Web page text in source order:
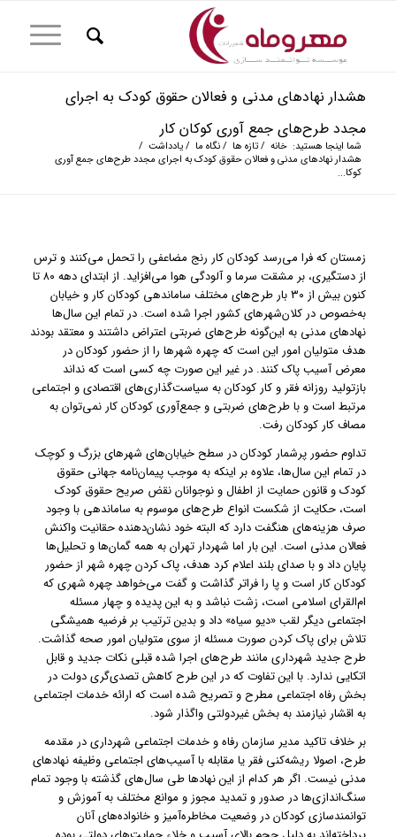
هشدار نهادهای مدنی و فعالان حقوق کودک به اجرای
مجدد طرح‌های جمع آوری کوکان کار
شما اینجا هستید: خانه / تازه ها / نگاه ما / یادداشت /
هشدار نهادهای مدنی و فعالان حقوق کودک به اجرای مجدد طرح‌های جمع آوری
کوکا...
زمستان که فرا می‌رسد کودکان کار رنج مضاعفی را تحمل می‌کنند و ترس
از دستگیری، بر مشقت سرما و آلودگی هوا می‌افزاید. از ابتدای دهه ۸۰ تا
کنون بیش از ۳۰ بار طرح‌های مختلف ساماندهی کودکان کار و خیابان
به‌خصوص در کلان‌شهرهای کشور اجرا شده است. در تمام این سال‌ها
نها‌دهای مدنی به این‌گونه طرح‌های ضربتی اعتراض داشتند و معتقد بودند
هدف متولیان امور این است که چهره شهرها را از حضور کودکان در
معرض آسیب پاک کنند. در غیر این صورت چه کسی است که نداند
بازتولید روزانه فقر و کار کودکان به سیاست‌گذاری‌های اقتصادی و اجتماعی
مرتبط است و با طرح‌های ضربتی و جمع‌آوری کودکان کار نمی‌توان به
مصاف کار کودکان رفت.
تداوم حضور پرشمار کودکان در سطح خیابان‌های شهرهای بزرگ و کوچک
در تمام این سال‌ها، علاوه بر اینکه به موجب پیمان‌نامه جهانی حقوق
کودک و قانون حمایت از اطفال و نوجوانان نقض صریح حقوق کودک
است، حکایت از شکست انواع طرح‌های موسوم به ساماندهی با وجود
صرف هزینه‌های هنگفت دارد که البته خود نشان‌دهنده حقانیت واکنش
فعالان مدنی است. این بار اما شهردار تهران به همه گمان‌ها و تحلیل‌ها
پایان داد و با صدای بلند اعلام کرد هدف، پاک کردن چهره شهر از حضور
کودکان کار است و پا را فراتر گذاشت و گفت می‌خواهد چهره شهری که
ام‌القرای اسلامی است، زشت نباشد و به این پدیده و چهار مسئله
اجتماعی دیگر لقب «دیو سیاه» داد و بدین ترتیب بر فرضیه همیشگی
تلاش برای پاک کردن صورت مسئله از سوی متولیان امور صحه گذاشت.
طرح جدید شهرداری مانند طرح‌های اجرا شده قبلی نکات جدید و قابل
اتکایی ندارد. با این تفاوت که در این طرح کاهش تصدی‌گری دولت در
بخش رفاه اجتماعی مطرح و تصریح شده است که ارائه خدمات اجتماعی
به اقشار نیازمند به بخش غیردولتی واگذار شود.
بر خلاف تاکید مدیر سازمان رفاه و خدمات اجتماعی شهرداری در مقدمه
طرح، اصولا ریشه‌کنی فقر یا مقابله با آسیب‌های اجتماعی وظیفه نهادهای
مدنی نیست. اگر هر کدام از این نهادها طی سال‌های گذشته با وجود تمام
سنگ‌اندازی‌ها در صدور و تمدید مجوز و موانع مختلف به آموزش و
توانمندسازی کودکان در وضعیت مخاطره‌آمیز و خانواده‌های آنان